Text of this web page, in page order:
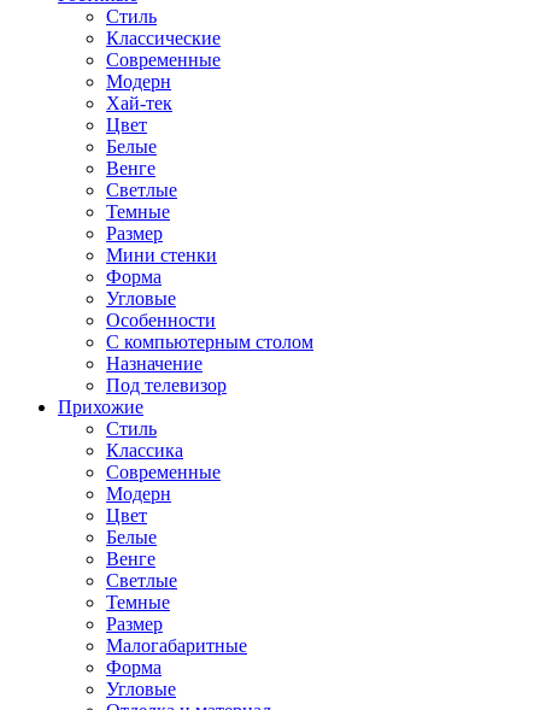
Стиль
Классические
Современные
Модерн
Хай-тек
Цвет
Белые
Венге
Светлые
Темные
Размер
Мини стенки
Форма
Угловые
Особенности
С компьютерным столом
Назначение
Под телевизор
Прихожие
Стиль
Классика
Современные
Модерн
Цвет
Белые
Венге
Светлые
Темные
Размер
Малогабаритные
Форма
Угловые